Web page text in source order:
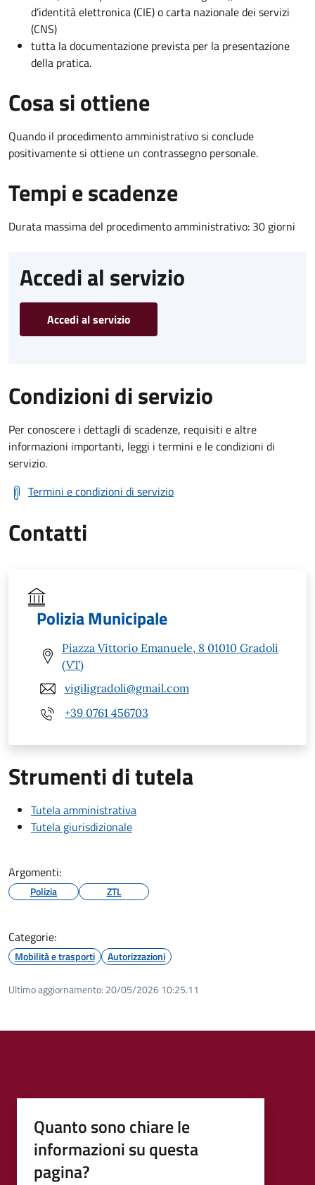
d’identità elettronica (CIE) o carta nazionale dei servizi
(CNS)
tutta la documentazione prevista per la presentazione
della pratica.
Cosa si ottiene
Quando il procedimento amministrativo si conclude
positivamente si ottiene un contrassegno personale.
Tempi e scadenze
Durata massima del procedimento amministrativo: 30 giorni
Accedi al servizio
Accedi al servizio
Condizioni di servizio
Per conoscere i dettagli di scadenze, requisiti e altre
informazioni importanti, leggi i termini e le condizioni di
servizio.
Termini e condizioni di servizio
Contatti
Polizia Municipale
Piazza Vittorio Emanuele, 8 01010 Gradoli
(VT)
vigiligradoli@gmail.com
+39 0761 456703
Strumenti di tutela
Tutela amministrativa
Tutela giurisdizionale
Argomenti:
Polizia ZTL
Categorie:
Mobilità e trasporti Autorizzazioni
Ultimo aggiornamento: 20/05/2026 10:25.11
Quanto sono chiare le
informazioni su questa
pagina?